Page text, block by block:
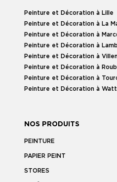
Peinture et Décoration à Lille
Peinture et Décoration à La
Peinture et Décoration à
Peinture et Décoration à
Peinture et Décoration à
Peinture et Décoration à
Peinture et Décoration à
Peinture et Décoration à
NOS PRODUITS
PEINTURE
PAPIER PEINT
STORES